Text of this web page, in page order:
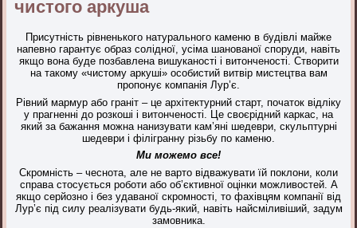
чистого аркуша
Присутність рівненького натурального каменю в будівлі майже
напевно гарантує образ солідної, усіма шанованої споруди, навіть
якщо вона буде позбавлена вишуканості і витонченості. Створити
на такому «чистому аркуші» особистий витвір мистецтва вам
пропонує компанія Лур’є.
Рівний мармур або граніт – це архітектурний старт, початок відліку
у прагненні до розкоші і витонченості. Це своєрідний каркас, на
який за бажання можна нанизувати кам’яні шедеври, скульптурні
шедеври і філігранну різьбу по каменю.
Ми можемо все!
Скромність – чеснота, але не варто відважувати їй поклони, коли
справа стосується роботи або об’єктивної оцінки можливостей. А
якщо серйозно і без удаваної скромності, то фахівцям компанії від
Лур’є під силу реалізувати будь-який, навіть найсміливіший, задум
замовника.